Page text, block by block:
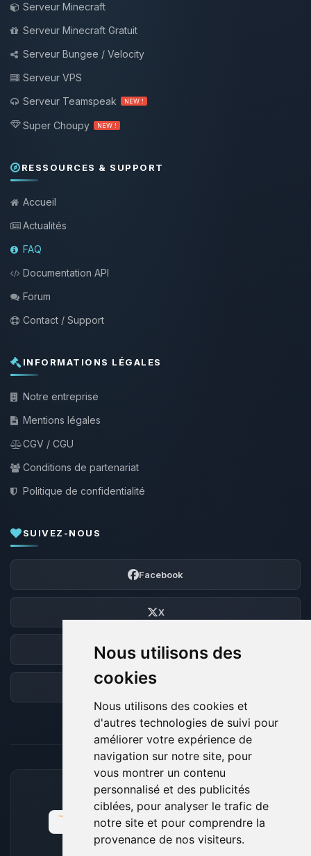
Nous utilisons des
cookies
Nous utilisons des cookies et
d'autres technologies de suivi pour
améliorer votre expérience de
navigation sur notre site, pour
vous montrer un contenu
personnalisé et des publicités
ciblées, pour analyser le trafic de
notre site et pour comprendre la
provenance de nos visiteurs.
Serveur Minecraft
Serveur Minecraft Gratuit
Serveur Bungee / Velocity
Serveur VPS
Serveur Teamspeak
NEW !
Super Choupy NEW !
RESSOURCES & SUPPORT
Accueil
Actualités
FAQ
Documentation API
Forum
Contact / Support
INFORMATIONS LÉGALES
Notre entreprise
Mentions légales
CGV / CGU
Conditions de partenariat
Politique de confidentialité
SUIVEZ-NOUS
Facebook
X
Discord
Forum
MOYENS DE PAIEMENT ACCEPTÉS